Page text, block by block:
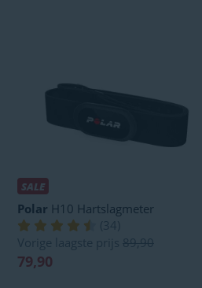
SALE
Polar H10 Hartslagmeter
( 34
Vorige laagste prijs 89,90
79,90